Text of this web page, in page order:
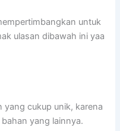
untuk
ulasan dibawah ini yaa
yang cukup unik, karena
yang lainnya.